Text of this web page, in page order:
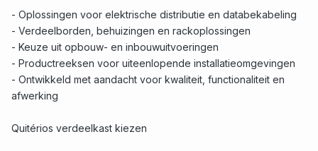
- Oplossingen voor elektrische distributie en databekabeling
- Verdeelborden, behuizingen en rackoplossingen
- Keuze uit opbouw- en inbouwuitvoeringen
- Productreeksen voor uiteenlopende installatieomgevingen
- Ontwikkeld met aandacht voor kwaliteit, functionaliteit en
afwerking
Quitérios verdeelkast kiezen